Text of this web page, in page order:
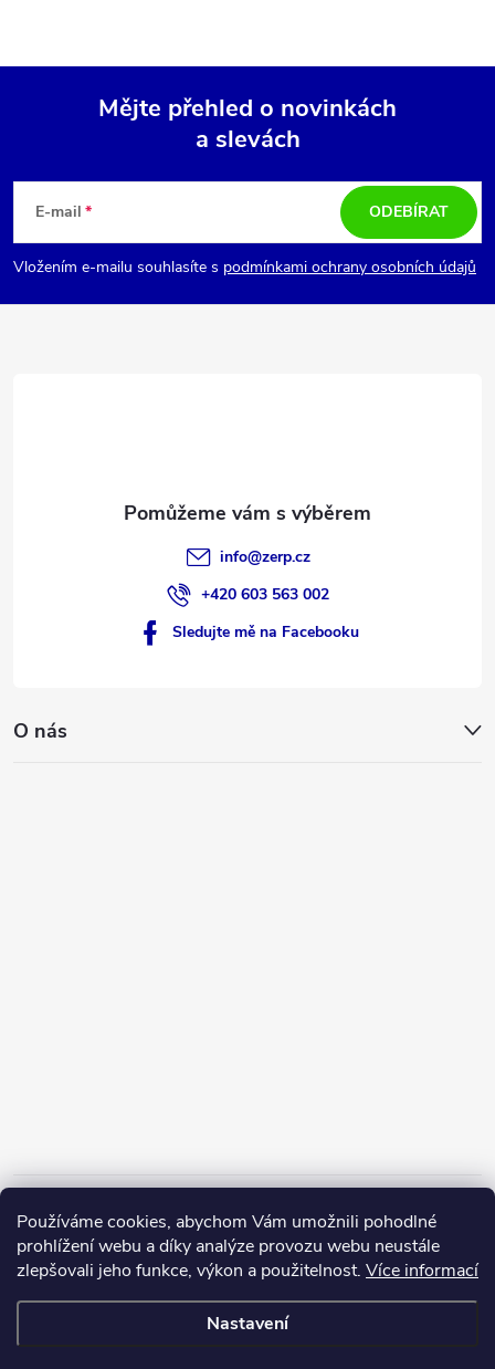
Používáme cookies, abychom Vám umožnili pohodlné
prohlížení webu a díky analýze provozu webu neustále
zlepšovali jeho funkce, výkon a použitelnost. Více informací
Nastavení
p
Mějte přehled o novinkách
a slevách
E-mail
Vložením e-mailu souhlasíte s podmínkami ochrany osobních údajů
ODEBÍRAT
info@zerp.cz
+420 603 563 002
Sledujte mě na Facebooku
O nás